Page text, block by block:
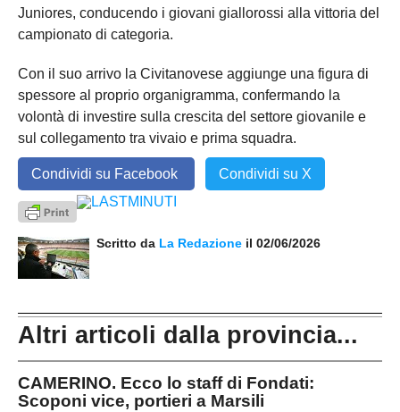
Juniores, conducendo i giovani giallorossi alla vittoria del
campionato di categoria.
Con il suo arrivo la Civitanovese aggiunge una figura di
spessore al proprio organigramma, confermando la
volontà di investire sulla crescita del settore giovanile e
sul collegamento tra vivaio e prima squadra.
Condividi su Facebook Condividi su X
Scritto da La Redazione il 02/06/2026
Altri articoli dalla provincia...
CAMERINO. Ecco lo staff di Fondati:
Scoponi vice, portieri a Marsili